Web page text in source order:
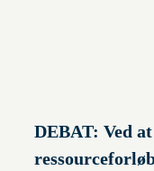
DEBAT: Ved